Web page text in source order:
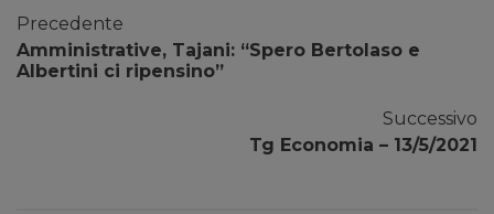
Precedente
Amministrative, Tajani: “Spero Bertolaso e
Albertini ci ripensino”
Successivo
Tg Economia – 13/5/2021